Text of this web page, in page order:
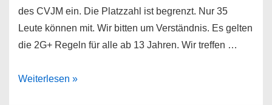
des CVJM ein. Die Platzzahl ist begrenzt. Nur 35
Leute können mit. Wir bitten um Verständnis. Es gelten
die 2G+ Regeln für alle ab 13 Jahren. Wir treffen …
Adventswanderung
Weiterlesen »